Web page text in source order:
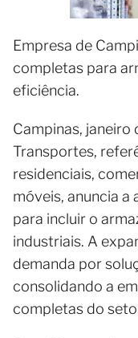
Empresa de
completas para
eficiência.
Campinas, janeiro
Transportes,
residenciais,
móveis, anuncia a
para incluir o
industriais. A
demanda por
consolidando a
completas do